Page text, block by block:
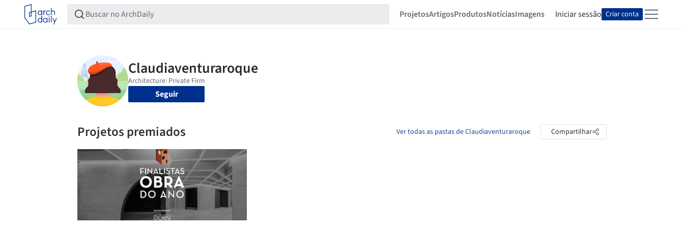
ProjetosArtigosProdutosNotíciasImagens Iniciar sessão Criar conta
Seguir
Projetos premiados Ver todas as pastas de Claudiaventuraroque Compartilhar